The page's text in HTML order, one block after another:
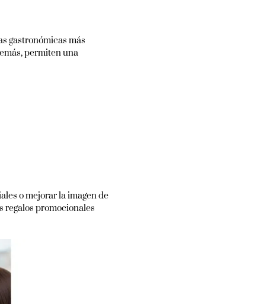
gastronómicas más
permiten una
o mejorar la imagen de
regalos promocionales